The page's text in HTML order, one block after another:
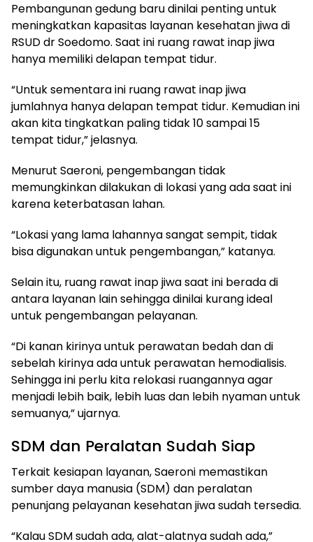
Pembangunan gedung baru dinilai penting untuk
meningkatkan kapasitas layanan kesehatan jiwa di
RSUD dr Soedomo. Saat ini ruang rawat inap jiwa
hanya memiliki delapan tempat tidur.
“Untuk sementara ini ruang rawat inap jiwa
jumlahnya hanya delapan tempat tidur. Kemudian ini
akan kita tingkatkan paling tidak 10 sampai 15
tempat tidur,” jelasnya.
Menurut Saeroni, pengembangan tidak
memungkinkan dilakukan di lokasi yang ada saat ini
karena keterbatasan lahan.
“Lokasi yang lama lahannya sangat sempit, tidak
bisa digunakan untuk pengembangan,” katanya.
Selain itu, ruang rawat inap jiwa saat ini berada di
antara layanan lain sehingga dinilai kurang ideal
untuk pengembangan pelayanan.
“Di kanan kirinya untuk perawatan bedah dan di
sebelah kirinya ada untuk perawatan hemodialisis.
Sehingga ini perlu kita relokasi ruangannya agar
menjadi lebih baik, lebih luas dan lebih nyaman untuk
semuanya,” ujarnya.
SDM dan Peralatan Sudah Siap
Terkait kesiapan layanan, Saeroni memastikan
sumber daya manusia (SDM) dan peralatan
penunjang pelayanan kesehatan jiwa sudah tersedia.
“Kalau SDM sudah ada, alat-alatnya sudah ada,”